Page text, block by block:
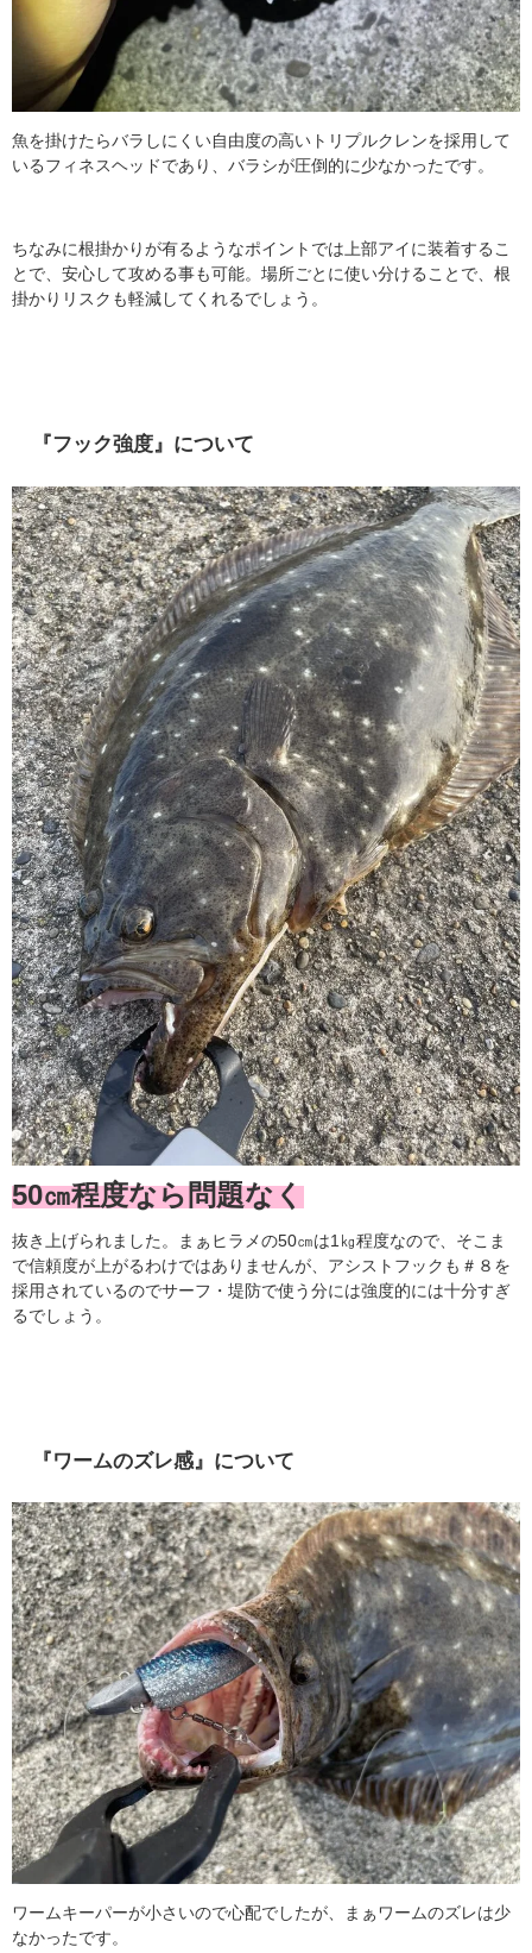
魚を掛けたらバラしにくい自由度の高いトリプルクレンを採用して
いるフィネスヘッドであり、バラシが圧倒的に少なかったです。
ちなみに根掛かりが有るようなポイントでは上部アイに装着するこ
とで、安心して攻める事も可能。場所ごとに使い分けることで、根
掛かりリスクも軽減してくれるでしょう。
『フック強度』について
50㎝程度なら問題なく
抜き上げられました。まぁヒラメの50㎝は1㎏程度なので、そこま
で信頼度が上がるわけではありませんが、アシストフックも＃８を
採用されているのでサーフ・堤防で使う分には強度的には十分すぎ
るでしょう。
『ワームのズレ感』について
ワームキーパーが小さいので心配でしたが、まぁワームのズレは少
なかったです。